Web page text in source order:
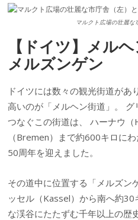
マルクト広場の壮麗
【ドイツ】メル
メルズンゲン
ドイツには数々の観光街道が
高いのが「メルヘン街道」。
つなぐこの街道は、 ハーナウ
（Bremen）まで約600キロに
50周年を迎えました。
その道中に位置する「メルズン
ッセル（Kassel）から南へ約
な渓谷にたたずむ千年以上の歴